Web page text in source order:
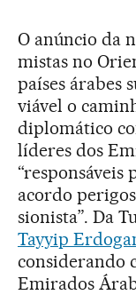
O anúncio da
mistas no
países árabes
viável o
diplomático
líderes dos
“responsáveis
acordo
sionista”. Da
Tayyip
considerando
Emirados